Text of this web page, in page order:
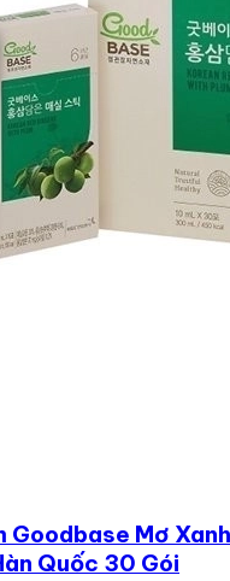
Goodbase Mơ
Quốc 30 Gói